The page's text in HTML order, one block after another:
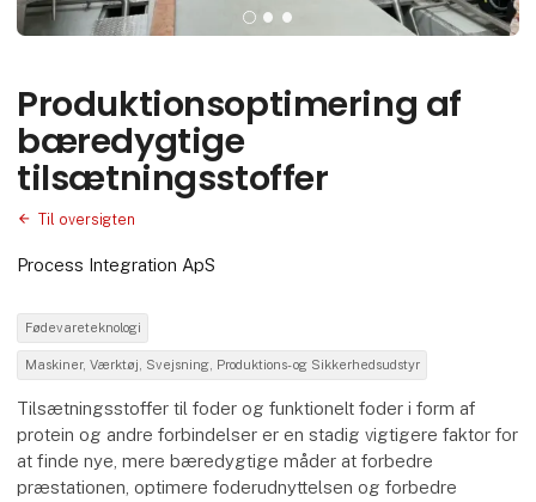
Produktionsoptimering af
bæredygtige
tilsætningsstoffer
Til oversigten
Process Integration ApS
Fødevareteknologi
Maskiner, Værktøj, Svejsning, Produktions- og Sikkerhedsudstyr
Tilsætningsstoffer til foder og funktionelt foder i form af
protein og andre forbindelser er en stadig vigtigere faktor for
at finde nye, mere bæredygtige måder at forbedre
præstationen, optimere foderudnyttelsen og forbedre